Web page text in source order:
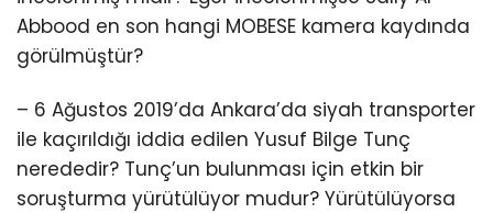
Abbood en son hangi MOBESE kamera kaydında
görülmüştür?
– 6 Ağustos 2019’da Ankara’da siyah transporter
ile kaçırıldığı iddia edilen Yusuf Bilge Tunç
nerededir? Tunç’un bulunması için etkin bir
soruşturma yürütülüyor mudur? Yürütülüyorsa